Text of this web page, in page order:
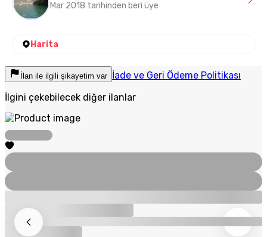
Mar 2018 tarihinden beri üye
Harita
İlan ile ilgili şikayetim var İade ve Geri Ödeme Politikası
İlgini çekebilecek diğer ilanlar